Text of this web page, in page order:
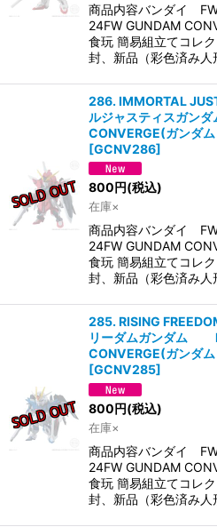
商品内容バンダイ
24FW GUNDAM
食玩 簡易組立てコレ
封、新品（彩色済み
286. IMMORTAL
ルジャスティスガン
CONVERGE(ガンダ
[GCNV286]
800円(税込)
在庫×
商品内容バンダイ
24FW GUNDAM
食玩 簡易組立てコレ
封、新品（彩色済み
285. RISING
リーダムガンダム
CONVERGE(ガンダ
[GCNV285]
800円(税込)
在庫×
商品内容バンダイ
24FW GUNDAM
食玩 簡易組立てコレ
封、新品（彩色済み